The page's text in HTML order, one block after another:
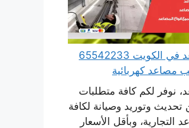
صيانة مصاعد في الكويت 65542233
مصاعد كهربائية
نوفر لكم كافة متطلبات
وتوريد وصيانة لكافة
التجارية، وبأقل الأسعار